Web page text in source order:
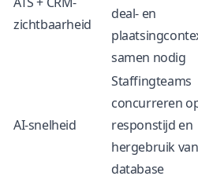
zichtbaarheid
deal- en
samen nodig
AI-snelheid
Staffingteams
concurreren
responstijd en
hergebruik van
database